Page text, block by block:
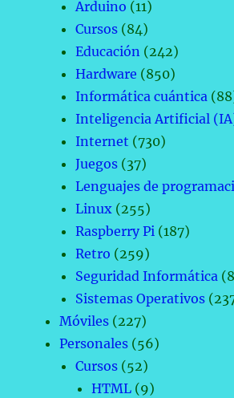
Arduino (11)
Cursos (84)
Educación (242)
Hardware (850)
Informática cuántica
Inteligencia Artificial
Internet (730)
Juegos (37)
Lenguajes de
Linux (255)
Raspberry Pi (187)
Retro (259)
Seguridad Informática
Sistemas Operativos
Móviles (227)
Personales (56)
Cursos (52)
HTML (9)